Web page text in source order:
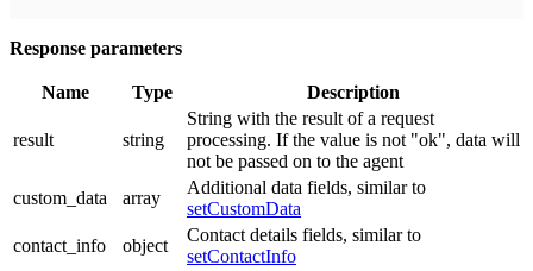
Response parameters
Name Type Description
result string
String with the result of a request
processing. If the value is not "ok", data will
not be passed on to the agent
custom_data
array
Additional data fields, similar to
setCustomData
contact_info
object
Contact details fields, similar to
setContactInfo